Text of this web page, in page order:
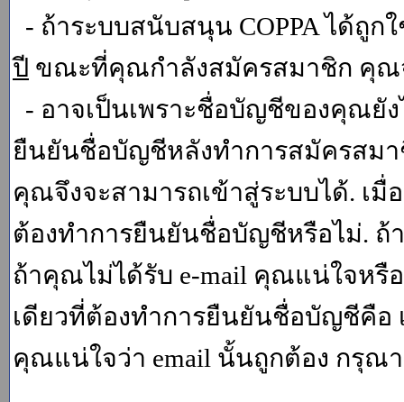
- ถ้าระบบสนับสนุน COPPA ได้ถู
ปี ขณะที่คุณกำลังสมัครสมาชิก คุ
- อาจเป็นเพราะชื่อบัญชีของคุณยั
ยืนยันชื่อบัญชีหลังทำการสมัครสมา
คุณจึงจะสามารถเข้าสู่ระบบได้. เ
ต้องทำการยืนยันชื่อบัญชีหรือไม่.
ถ้าคุณไม่ได้รับ e-mail คุณแน่ใจหรื
เดียวที่ต้องทำการยืนยันชื่อบัญชีคือ
คุณแน่ใจว่า email นั้นถูกต้อง กรุณ